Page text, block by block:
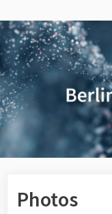
to
content
Photos